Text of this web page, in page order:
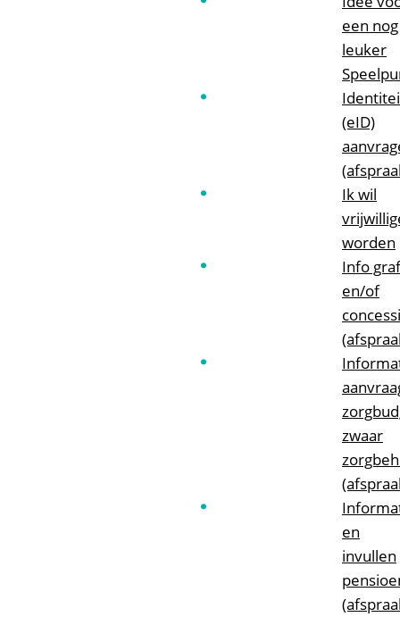
een nog
leuker
(eID)
Ik wil
worden
Info graf
en/of
zwaar
en
invullen